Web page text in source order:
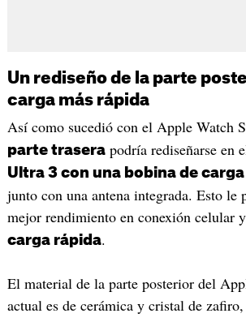
Un rediseño de la parte
carga más rápida
Así como sucedió con el Apple Watch
parte traserapodría rediseñarse en
Ultra 3 con una bobina de
junto con una antena integrada. Esto le
mejor rendimiento en conexión celular
carga rápida.
El material de la parte posterior del
actual es de cerámica y cristal de